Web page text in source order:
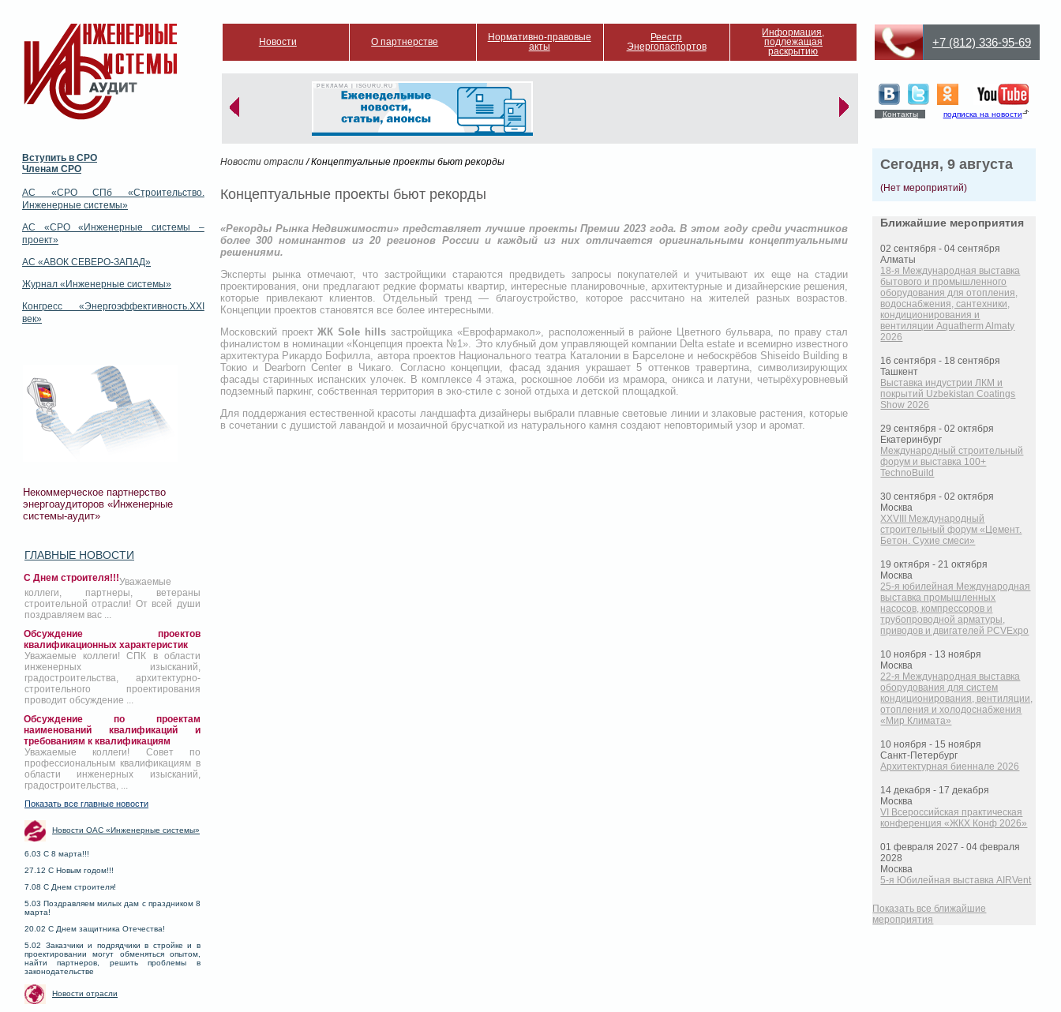
Новости О партнерстве
Нормативно-правовые
акты
Реестр
Энергопаспортов
Информация,
подлежащая
раскрытию
РЕКЛАМА | ISGURU.RU
+7 (812) 336-95-69
Контакты подписка на новости
Вступить в СРО
Членам СРО
АС «СРО СПб «Строительство.
Инженерные системы»
АС «СРО «Инженерные системы –
проект»
АС «АВОК СЕВЕРО-ЗАПАД»
Журнал «Инженерные системы»
Конгресс «Энергоэффективность.XXI
век»
Некоммерческое партнерство
энергоаудиторов «Инженерные
системы-аудит»
ГЛАВНЫЕ НОВОСТИ
С Днем строителя!!!Уважаемые
коллеги, партнеры, ветераны
строительной отрасли! От всей души
поздравляем вас ...
Обсуждение проектов
квалификационных характеристик
Уважаемые коллеги! СПК в области
инженерных изысканий,
градостроительства, архитектурно-
строительного проектирования
проводит обсуждение ...
Обсуждение по проектам
наименований квалификаций и
требованиям к квалификациям
Уважаемые коллеги! Совет по
профессиональным квалификациям в
области инженерных изысканий,
градостроительства, ...
Показать все главные новости
Новости ОАС «Инженерные системы»
6.03 С 8 марта!!!
27.12 С Новым годом!!!
7.08 С Днем строителя!
5.03 Поздравляем милых дам с праздником 8
марта!
20.02 С Днем защитника Отечества!
5.02 Заказчики и подрядчики в стройке и в
проектировании могут обменяться опытом,
найти партнеров, решить проблемы в
законодательстве
Новости отрасли
Сегодня, 9 августа
(Нет мероприятий)
Ближайшие мероприятия
02 сентября - 04 сентября
Алматы
18-я Международная выставка
бытового и промышленного
оборудования для отопления,
водоснабжения, сантехники,
кондиционирования и
вентиляции Aquatherm Almaty
2026
16 сентября - 18 сентября
Ташкент
Выставка индустрии ЛКМ и
покрытий Uzbekistan Coatings
Show 2026
29 сентября - 02 октября
Екатеринбург
Международный строительный
форум и выставка 100+
TechnoBuild
30 сентября - 02 октября
Москва
XXVIII Международный
строительный форум «Цемент.
Бетон. Сухие смеси»
19 октября - 21 октября
Москва
25-я юбилейная Международная
выставка промышленных
насосов, компрессоров и
трубопроводной арматуры,
приводов и двигателей PCVExpo
10 ноября - 13 ноября
Москва
22-я Международная выставка
оборудования для систем
кондиционирования, вентиляции,
отопления и холодоснабжения
«Мир Климата»
10 ноября - 15 ноября
Санкт-Петербург
Архитектурная биеннале 2026
14 декабря - 17 декабря
Москва
VI Всероссийская практическая
конференция «ЖКХ Конф 2026»
01 февраля 2027 - 04 февраля
2028
Москва
5-я Юбилейная выставка AIRVent
Показать все ближайшие
мероприятия
Новости отрасли/ Концептуальные проекты бьют рекорды
Концептуальные проекты бьют рекорды
«Рекорды Рынка Недвижимости» представляет лучшие проекты Премии 2023 года. В этом году среди участников
более 300 номинантов из 20 регионов России и каждый из них отличается оригинальными концептуальными
решениями.
Эксперты рынка отмечают, что застройщики стараются предвидеть запросы покупателей и учитывают их еще на стадии
проектирования, они предлагают редкие форматы квартир, интересные планировочные, архитектурные и дизайнерские решения,
которые привлекают клиентов. Отдельный тренд —­ благоустройство, которое рассчитано на жителей разных возрастов.
Концепции проектов становятся все более интересными.
Московский проектЖК Sole hills застройщика «Еврофармакол», расположенный в районе Цветного бульвара, по праву стал
финалистом в номинации «Концепция проекта №1». Это клубный дом управляющей компании Delta estate и всемирно известного
архитектура Рикардо Бофилла, автора проектов Национального театра Каталонии в Барселоне и небоскрёбов Shiseido Building в
Токио и Dearborn Center в Чикаго. Согласно концепции, фасад здания украшает 5 оттенков травертина, символизирующих
фасады старинных испанских улочек. В комплексе 4 этажа, роскошное лобби из мрамора, оникса и латуни, четырёхуровневый
подземный паркинг, собственная территория в эко-стиле с зоной отдыха и детской площадкой.
Для поддержания естественной красоты ландшафта дизайнеры выбрали плавные световые линии и злаковые растения, которые
в сочетании с душистой лавандой и мозаичной брусчаткой из натурального камня создают неповторимый узор и аромат.